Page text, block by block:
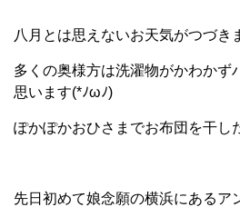
八月とは思えないお天気がつづき
多くの奥様方は洗濯物がかわかず
思います(*ﾉωﾉ)
ぽかぽかおひさまでお布団を干し
先日初めて娘念願の横浜にあるア